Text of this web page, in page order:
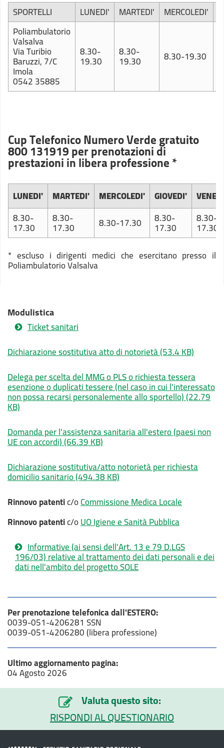
SPORTELLI LUNEDI' MARTEDI' MERCOLEDI'
Poliambulatorio
Valsalva
Via Turibio
Baruzzi, 7/C
Imola
0542 35885
8.30-
19.30
8.30-
19.30 8.30-19.30
Cup Telefonico Numero Verde gratuito
800 131919 per prenotazioni di
prestazioni in libera professione *
LUNEDI' MARTEDI' MERCOLEDI' GIOVEDI'
8.30-
17.30
8.30-
17.30 8.30-17.30 8.30-
17.30
8.30-
17.30
* escluso i dirigenti medici che esercitano presso il
Poliambulatorio Valsalva
Modulistica
Ticket sanitari
Dichiarazione sostitutiva atto di notorietà(53.4 KB)
Delega per scelta del MMG o PLS o richiesta tessera
esenzione o duplicati tessere (nel caso in cui l'interessato
non possa recarsi personalemente allo sportello)(22.79
KB)
Domanda per l'assistenza sanitaria all'estero (paesi non
UE con accordi)(66.39 KB)
Dichiarazione sostitutiva/atto notorietà per richiesta
domicilio sanitario(494.38 KB)
Rinnovo patentic/oCommissione Medica Locale
Rinnovo patentic/oUO Igiene e Sanità Pubblica
Informative (ai sensi dell'Art. 13 e 79 D.LGS
196/03) relative al trattamento dei dati personali e dei
dati nell'ambito del progetto SOLE
Per prenotazione telefonica dall'ESTERO:
0039-051-4206281 SSN
0039-051-4206280 (libera professione)
Ultimo aggiornamento pagina:
04 Agosto 2026
Valuta questo sito:
RISPONDI AL QUESTIONARIO